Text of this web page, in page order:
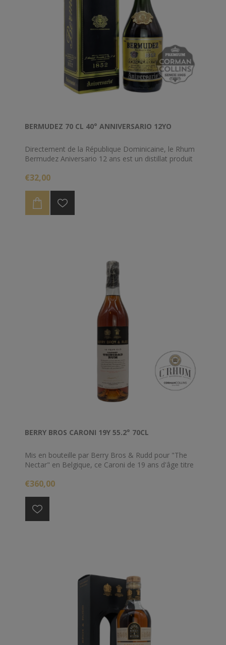
BERMUDEZ 70 CL 40° ANNIVERSARIO 12YO
Directement de la République Dominicaine, le Rhum
Bermudez Aniversario 12 ans est un distillat produit
La recette est celle d'un immigrant vénézuélien qui a
parcouru un long chemin, et la passion et la tradition
qui se sont transmises de génération en génération
ont conduit au mélange riche d'aujourd'hui.
€32,00
BERRY BROS CARONI 19Y 55.2° 70CL
Mis en bouteille par Berry Bros & Rudd pour "The
Nectar" en Belgique, ce Caroni de 19 ans d'âge titre
€360,00